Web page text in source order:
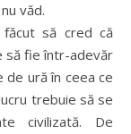
văd.
să cred că
să fie într-adevăr
ură în ceea ce
trebuie să se
civilizată. De